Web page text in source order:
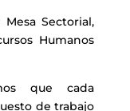
Sectorial,
Humanos
que cada
de trabajo